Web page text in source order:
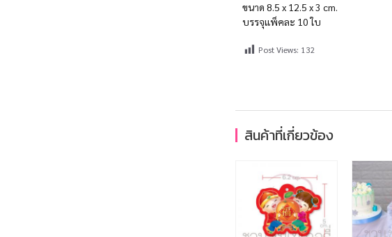
ขนาด 8.5 x 12.5 x 3 cm.
บรรจุแพ็คละ 10 ใบ
Post Views: 132
สินค้าที่เกี่ยวข้อง